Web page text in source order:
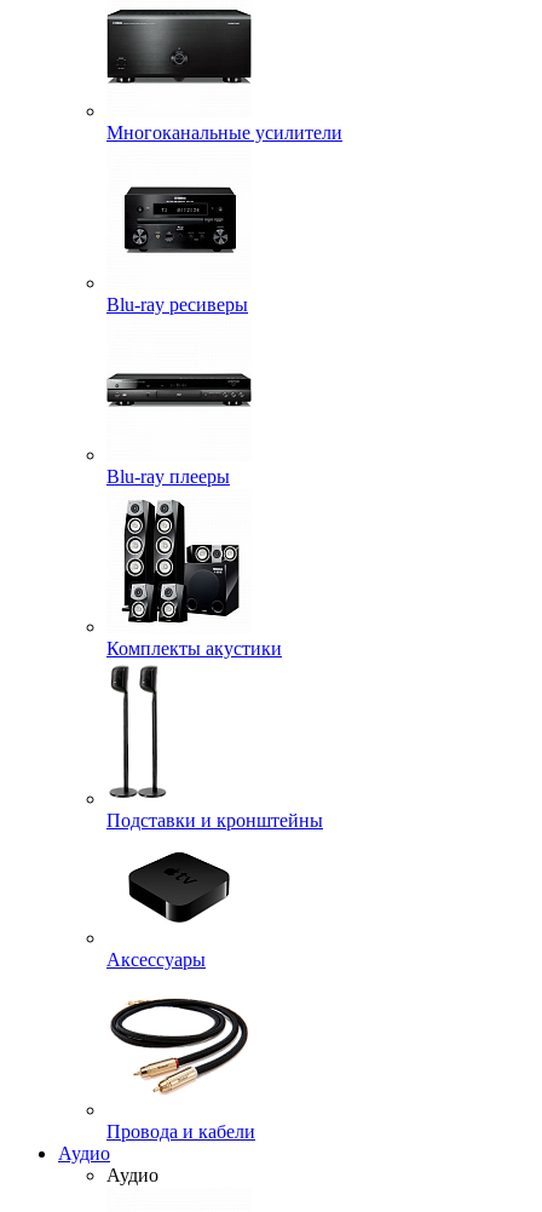
Многоканальные усилители
Blu-ray ресиверы
Blu-ray плееры
Комплекты акустики
Подставки и кронштейны
Аксессуары
Провода и кабели
Аудио
Аудио